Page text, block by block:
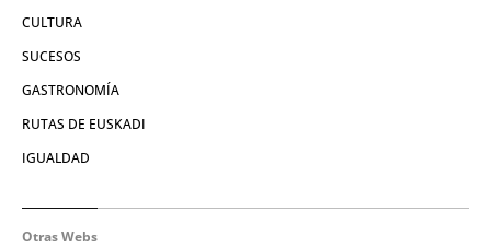
CULTURA
SUCESOS
GASTRONOMÍA
RUTAS DE EUSKADI
IGUALDAD
Otras Webs